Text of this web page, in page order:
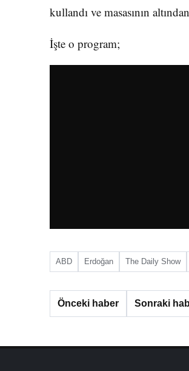
kullandı ve masasının
İşte o program;
ABD Erdoğan The Daily Show
Önceki haber Sonraki